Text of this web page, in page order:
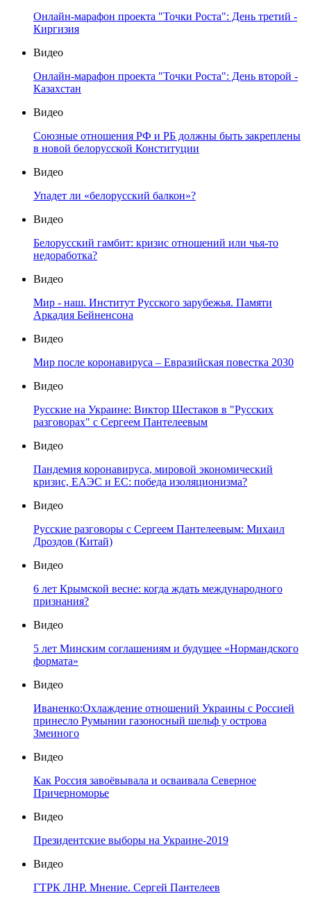
Онлайн-марафон проекта "Точки Роста": День третий -
Киргизия
Видео
Онлайн-марафон проекта "Точки Роста": День второй -
Казахстан
Видео
Союзные отношения РФ и РБ должны быть закреплены
в новой белорусской Конституции
Видео
Упадет ли «белорусский балкон»?
Видео
Белорусский гамбит: кризис отношений или чья-то
недоработка?
Видео
Мир - наш. Институт Русского зарубежья. Памяти
Аркадия Бейненсона
Видео
Мир после коронавируса – Евразийская повестка 2030
Видео
Русские на Украине: Виктор Шестаков в "Русских
разговорах" с Сергеем Пантелеевым
Видео
Пандемия коронавируса, мировой экономический
кризис, ЕАЭС и ЕС: победа изоляционизма?
Видео
Русские разговоры с Сергеем Пантелеевым: Михаил
Дроздов (Китай)
Видео
6 лет Крымской весне: когда ждать международного
признания?
Видео
5 лет Минским соглашениям и будущее «Нормандского
формата»
Видео
Иваненко:Охлаждение отношений Украины с Россией
принесло Румынии газоносный шельф у острова
Змеиного
Видео
Как Россия завоёвывала и осваивала Северное
Причерноморье
Видео
Президентские выборы на Украине-2019
Видео
ГТРК ЛНР. Мнение. Сергей Пантелеев